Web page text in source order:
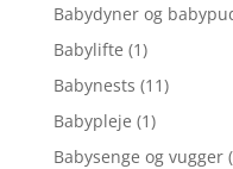
Babydyner og
Babylifte (1)
Babynests (11)
Babypleje (1)
Babysenge og vugger